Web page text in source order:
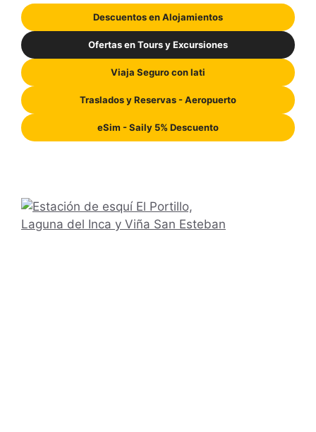
Descuentos en Alojamientos
Ofertas en Tours y Excursiones
Viaja Seguro con Iati
Traslados y Reservas - Aeropuerto
eSim - Saily 5% Descuento